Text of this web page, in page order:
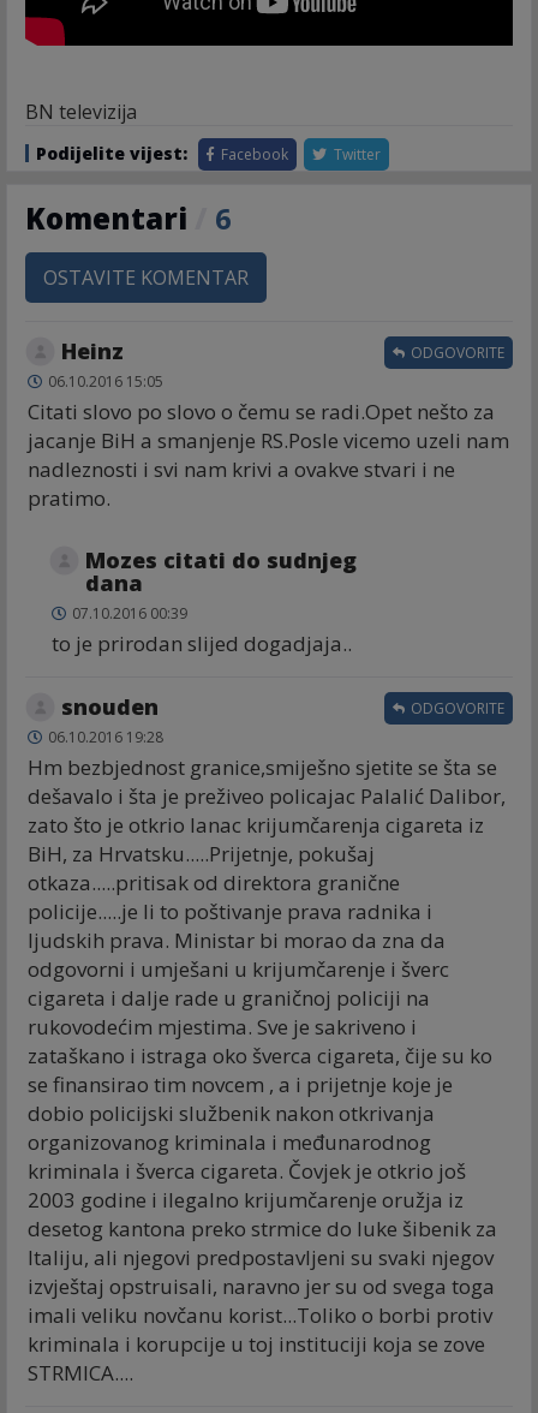
BN televizija
Podijelite vijest: Facebook Twitter
Komentari 6
OSTAVITE KOMENTAR
Heinz
06.10.2016 15:05
Citati slovo po slovo o čemu se radi.Opet nešto za
jacanje BiH a smanjenje RS.Posle vicemo uzeli nam
nadleznosti i svi nam krivi a ovakve stvari i ne
pratimo.
ODGOVORITE
Mozes citati do sudnjeg
dana
07.10.2016 00:39
to je prirodan slijed dogadjaja..
snouden
06.10.2016 19:28
Hm bezbjednost granice,smiješno sjetite se šta se
dešavalo i šta je preživeo policajac Palalić Dalibor,
zato što je otkrio lanac krijumčarenja cigareta iz
BiH, za Hrvatsku.....Prijetnje, pokušaj
otkaza.....pritisak od direktora granične
policije.....je li to poštivanje prava radnika i
ljudskih prava. Ministar bi morao da zna da
odgovorni i umješani u krijumčarenje i šverc
cigareta i dalje rade u graničnoj policiji na
rukovodećim mjestima. Sve je sakriveno i
zataškano i istraga oko šverca cigareta, čije su ko
se finansirao tim novcem , a i prijetnje koje je
dobio policijski službenik nakon otkrivanja
organizovanog kriminala i međunarodnog
kriminala i šverca cigareta. Čovjek je otkrio još
2003 godine i ilegalno krijumčarenje oružja iz
desetog kantona preko strmice do luke šibenik za
Italiju, ali njegovi predpostavljeni su svaki njegov
izvještaj opstruisali, naravno jer su od svega toga
imali veliku novčanu korist...Toliko o borbi protiv
kriminala i korupcije u toj instituciji koja se zove
STRMICA....
ODGOVORITE